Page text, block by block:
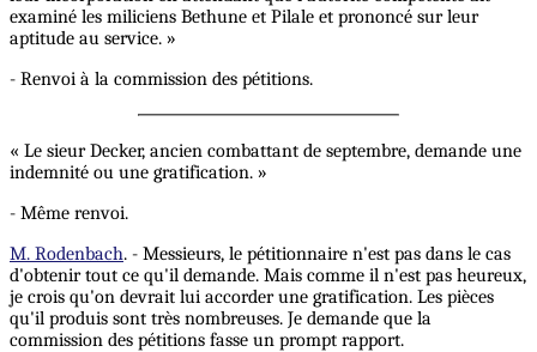
examiné les miliciens Bethune et Pilale et prononcé sur leur
aptitude au service. »
- Renvoi à la commission des pétitions.
« Le sieur Decker, ancien combattant de septembre, demande une
indemnité ou une gratification. »
- Même renvoi.
M. Rodenbach. - Messieurs, le pétitionnaire n'est pas dans le cas
d'obtenir tout ce qu'il demande. Mais comme il n'est pas heureux,
je crois qu'on devrait lui accorder une gratification. Les pièces
qu'il produis sont très nombreuses. Je demande que la
commission des pétitions fasse un prompt rapport.